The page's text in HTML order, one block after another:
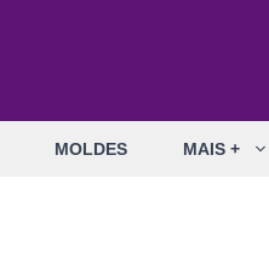
MOLDES MAIS +